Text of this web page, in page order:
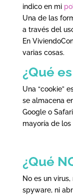
indico en mi
Una de las
a través del
En
varias cosas.
¿Qué
Una “cookie”
se almacena
Google o
mayoría de los
¿Qué
No es un
spyware, ni